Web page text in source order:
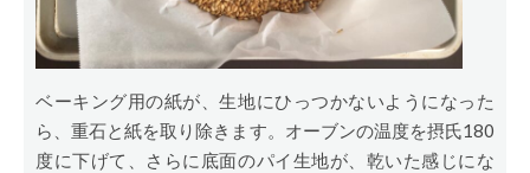
ベーキング用の紙が、生地にひっつかないようになった
ら、重石と紙を取り除きます。オーブンの温度を摂氏180
度に下げて、さらに底面のパイ生地が、乾いた感じにな